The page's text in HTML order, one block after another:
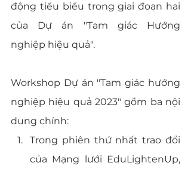
động tiểu biểu trong giai đoạn hai
của Dự án "Tam giác Hướng
nghiệp hiệu quả".
Workshop Dự án "Tam giác hướng
nghiệp hiệu quả 2023" gồm ba nội
dung chính:
Trong phiên thứ nhất trao đổi
của Mạng lưới EduLightenUp,